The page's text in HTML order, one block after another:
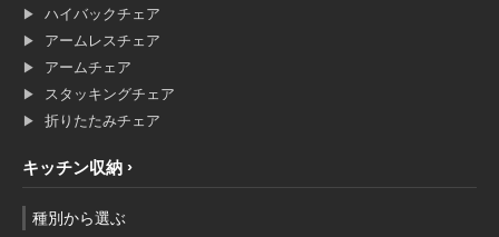
ハイバックチェア
アームレスチェア
アームチェア
スタッキングチェア
折りたたみチェア
キッチン収納
種別から選ぶ